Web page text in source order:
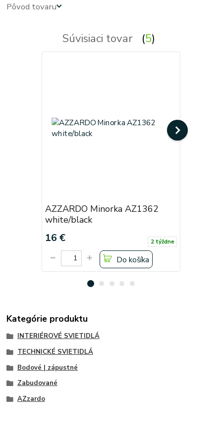
Pôvod tovaru
Súvisiaci tovar 5
AZZARDO Minorka AZ1362
white/black
16 € 2 týždne
Do košíka
Kategórie produktu
INTERIÉROVÉ SVIETIDLÁ
TECHNICKÉ SVIETIDLÁ
Bodové | zápustné
Zabudované
AZzardo